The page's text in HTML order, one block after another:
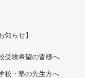
知らせ】
受験希望の皆様へ
校・塾の先生方へ